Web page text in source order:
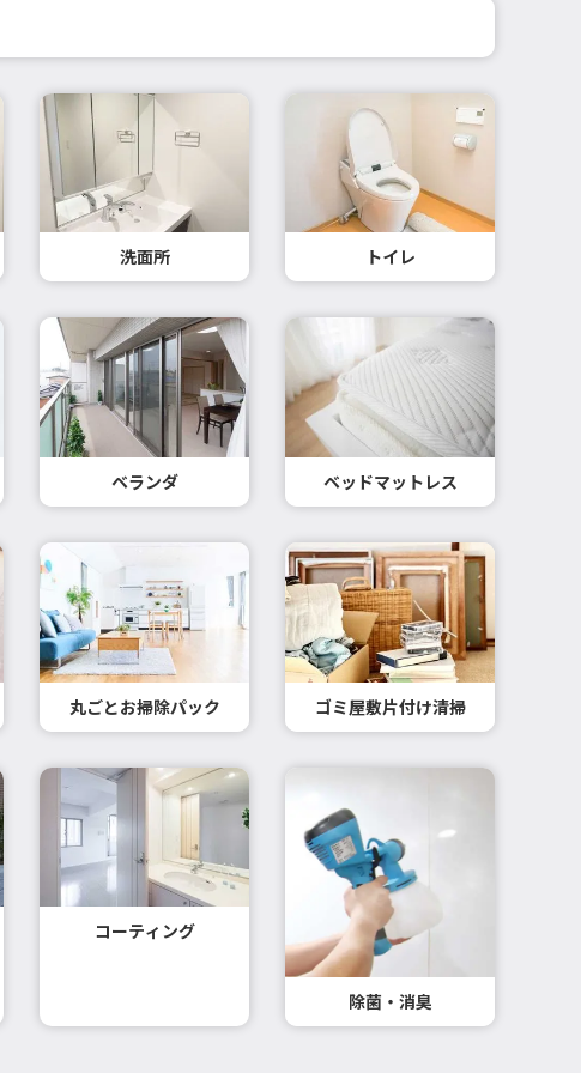
洗面所 トイレ
ベランダ ベッドマットレス
丸ごとお掃除パック ゴミ屋敷片付け清掃
コーティング
除菌・消臭